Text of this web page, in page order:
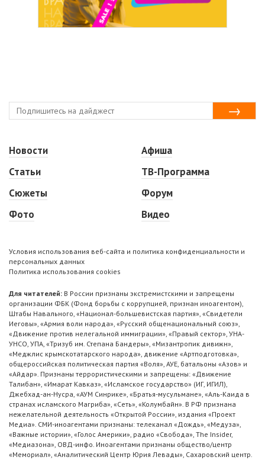
Новости
Статьи
Сюжеты
Фото
Афиша
ТВ-Программа
Форум
Видео
Условия использования веб-сайта и политика конфиденциальности и
персональных данных
Политика использования cookies
Для читателей: В России признаны экстремистскими и запрещены
организации ФБК (Фонд борьбы с коррупцией, признан иноагентом),
Штабы Навального, «Национал-большевистская партия», «Свидетели
Иеговы», «Армия воли народа», «Русский общенациональный союз»,
«Движение против нелегальной иммиграции», «Правый сектор», УНА-
УНСО, УПА, «Тризуб им. Степана Бандеры», «Мизантропик дивижн»,
«Меджлис крымскотатарского народа», движение «Артподготовка»,
общероссийская политическая партия «Воля», АУЕ, батальоны «Азов» и
«Айдар». Признаны террористическими и запрещены: «Движение
Талибан», «Имарат Кавказ», «Исламское государство» (ИГ, ИГИЛ),
Джебхад-ан-Нусра, «АУМ Синрике», «Братья-мусульмане», «Аль-Каида в
странах исламского Магриба», «Сеть», «Колумбайн». В РФ признана
нежелательной деятельность «Открытой России», издания «Проект
Медиа». СМИ-иноагентами признаны: телеканал «Дождь», «Медуза»,
«Важные истории», «Голос Америки», радио «Свобода», The Insider,
«Медиазона», ОВД-инфо. Иноагентами признаны общество/центр
«Мемориал», «Аналитический Центр Юрия Левады», Сахаровский центр.